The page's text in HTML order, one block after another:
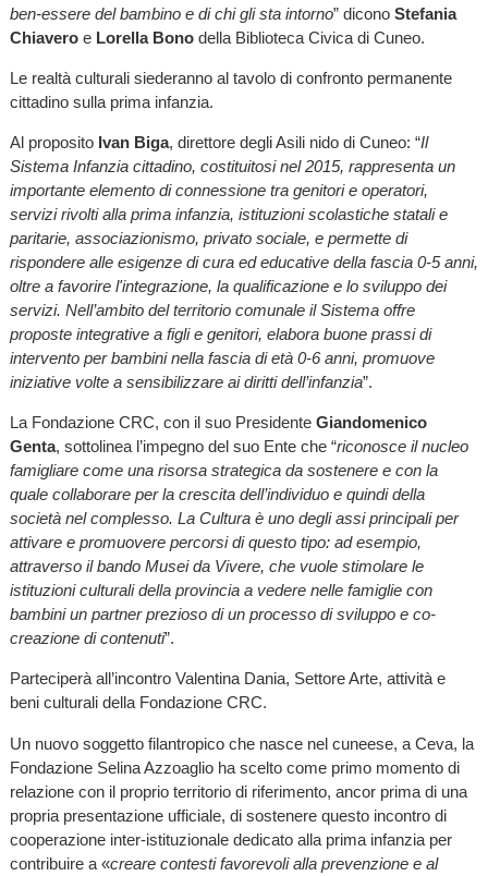
ben-essere del bambino e di chi gli sta intorno” dicono Stefania
Chiaveroe Lorella Bonodella Biblioteca Civica di Cuneo.
Le realtà culturali siederanno al tavolo di confronto permanente
cittadino sulla prima infanzia.
Al proposito Ivan Biga, direttore degli Asili nido di Cuneo: “Il
Sistema Infanzia cittadino, costituitosi nel 2015, rappresenta un
importante elemento di connessione tra genitori e operatori,
servizi rivolti alla prima infanzia, istituzioni scolastiche statali e
paritarie, associazionismo, privato sociale, e permette di
rispondere alle esigenze di cura ed educative della fascia 0-5 anni,
oltre a favorire l'integrazione, la qualificazione e lo sviluppo dei
servizi. Nell’ambito del territorio comunale il Sistema offre
proposte integrative a figli e genitori, elabora buone prassi di
intervento per bambini nella fascia di età 0-6 anni, promuove
iniziative volte a sensibilizzare ai diritti dell’infanzia”.
La Fondazione CRC, con il suo Presidente Giandomenico
Genta, sottolinea l’impegno del suo Ente che “riconosce il nucleo
famigliare come una risorsa strategica da sostenere e con la
quale collaborare per la crescita dell’individuo e quindi della
società nel complesso. La Cultura è uno degli assi principali per
attivare e promuovere percorsi di questo tipo: ad esempio,
attraverso il bando Musei da Vivere, che vuole stimolare le
istituzioni culturali della provincia a vedere nelle famiglie con
bambini un partner prezioso di un processo di sviluppo e co-
creazione di contenuti”.
Parteciperà all’incontro Valentina Dania, Settore Arte, attività e
beni culturali della Fondazione CRC.
Un nuovo soggetto filantropico che nasce nel cuneese, a Ceva, la
Fondazione Selina Azzoaglio ha scelto come primo momento di
relazione con il proprio territorio di riferimento, ancor prima di una
propria presentazione ufficiale, di sostenere questo incontro di
cooperazione inter-istituzionale dedicato alla prima infanzia per
contribuire a «creare contesti favorevoli alla prevenzione e al